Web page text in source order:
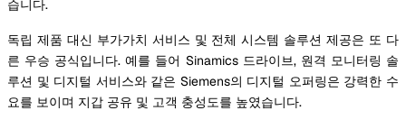
습니다.
독립 제품 대신 부가가치 서비스 및 전체 시스템 솔루션 제공은 또 다
른 우승 공식입니다. 예를 들어 Sinamics 드라이브, 원격 모니터링 솔
루션 및 디지털 서비스와 같은 Siemens의 디지털 오퍼링은 강력한 수
요를 보이며 지갑 공유 및 고객 충성도를 높였습니다.